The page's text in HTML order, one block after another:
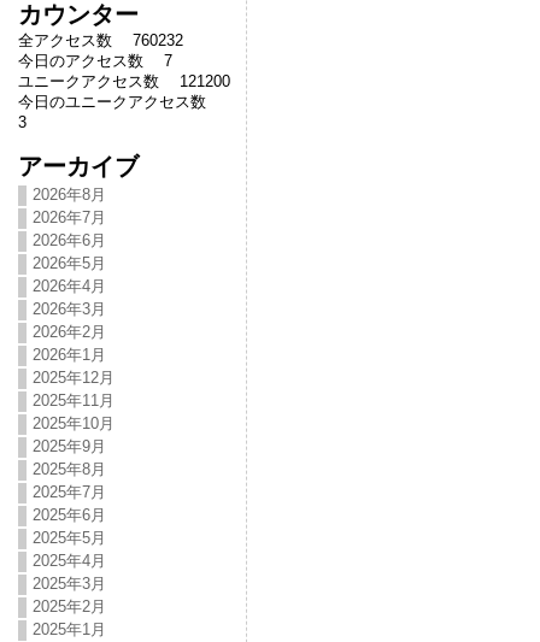
カウンター
全アクセス数 760232
今日のアクセス数 7
ユニークアクセス数 121200
今日のユニークアクセス数
3
アーカイブ
2026年8月
2026年7月
2026年6月
2026年5月
2026年4月
2026年3月
2026年2月
2026年1月
2025年12月
2025年11月
2025年10月
2025年9月
2025年8月
2025年7月
2025年6月
2025年5月
2025年4月
2025年3月
2025年2月
2025年1月